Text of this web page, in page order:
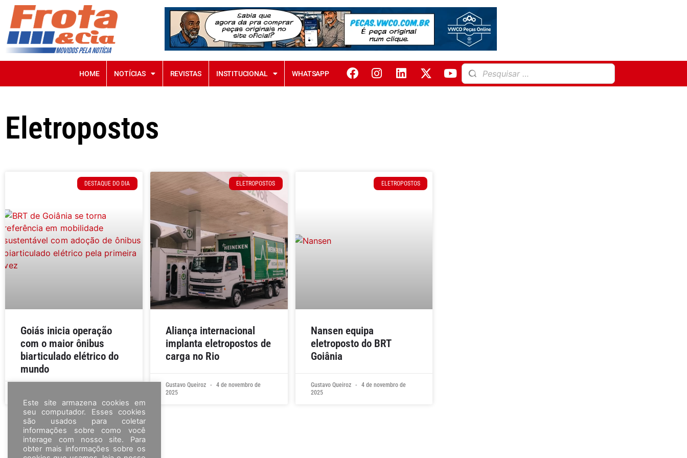
HOME NOTÍCIAS REVISTAS INSTITUCIONAL WHATSAPP
Eletropostos
DESTAQUE DO DIA
Goiás inicia operação
com o maior ônibus
biarticulado elétrico do
mundo
ELETROPOSTOS
Aliança internacional
implanta eletropostos de
carga no Rio
Gustavo Queiroz
4 de novembro de
2025
ELETROPOSTOS
Nansen equipa
eletroposto do BRT
Goiânia
Gustavo Queiroz
4 de novembro de
2025
Este site armazena cookies em
seu computador. Esses cookies
são usados para coletar
informações sobre como você
interage com nosso site. Para
obter mais informações sobre os